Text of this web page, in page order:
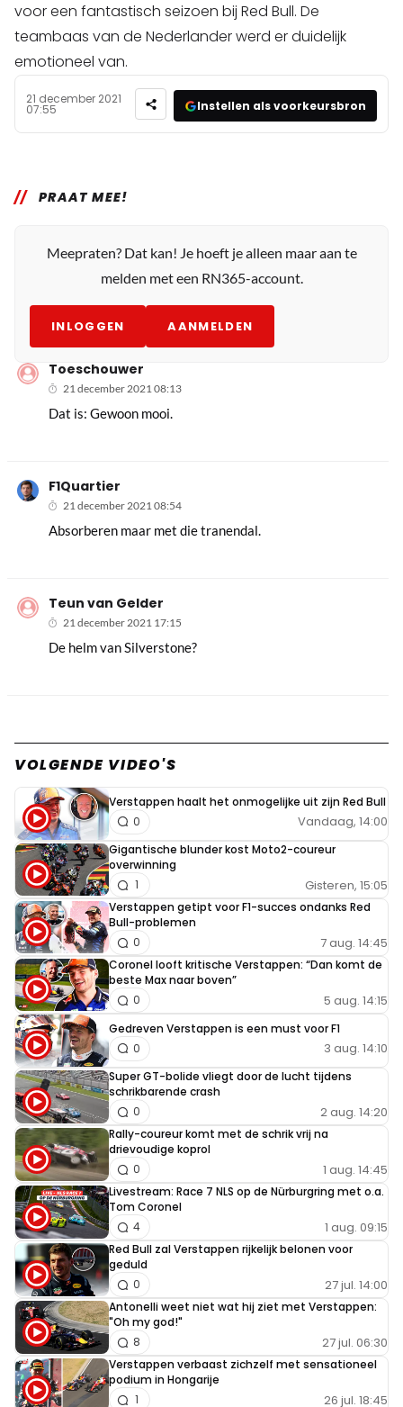
voor een fantastisch seizoen bij Red Bull. De
teambaas van de Nederlander werd er duidelijk
emotioneel van.
21 december 2021
07:55 Instellen als voorkeursbron
PRAAT MEE!
Meepraten? Dat kan! Je hoeft je alleen maar aan te
melden met een RN365-account.
INLOGGEN AANMELDEN
Toeschouwer
21 december 2021 08:13
Dat is: Gewoon mooi.
F1Quartier
21 december 2021 08:54
Absorberen maar met die tranendal.
Teun van Gelder
21 december 2021 17:15
De helm van Silverstone?
VOLGENDE VIDEO'S
Verstappen haalt het onmogelijke uit zijn Red Bull
Vandaag, 14:00
0
Gigantische blunder kost Moto2-coureur
overwinning
Gisteren, 15:05
1
Verstappen getipt voor F1-succes ondanks Red
Bull-problemen
7 aug. 14:45
0
Coronel looft kritische Verstappen: “Dan komt de
beste Max naar boven”
5 aug. 14:15
0
Gedreven Verstappen is een must voor F1
3 aug. 14:10
0
Super GT-bolide vliegt door de lucht tijdens
schrikbarende crash
2 aug. 14:20
0
Rally-coureur komt met de schrik vrij na
drievoudige koprol
1 aug. 14:45
0
Livestream: Race 7 NLS op de Nürburgring met o.a.
Tom Coronel
1 aug. 09:15
4
Red Bull zal Verstappen rijkelijk belonen voor
geduld
27 jul. 14:00
0
Antonelli weet niet wat hij ziet met Verstappen:
"Oh my god!"
27 jul. 06:30
8
Verstappen verbaast zichzelf met sensationeel
podium in Hongarije
26 jul. 18:45
1